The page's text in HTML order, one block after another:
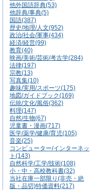
他外国語辞典(53)
他辞典/事典(5)
国語(387)
歴史/地理/人文(952)
政治/社会/軍事(434)
経済/経営(99)
教育(40)
映画/美術/芸術/考古学(284)
法律(197)
宗教(13)
写真集(10)
趣味/実用/スポーツ(175)
地図/ガイドブック(169)
伝統/文化/風俗(362)
料理(147)
自然/生物(67)
児童書・漫画(717)
医学/薬学/健康/育児(105)
音楽(25)
コンピューター/インターネッ
ト(143)
自然科学/工学/技術(108)
小・中・高校教科書(32)
当社在庫一部限り(非売・絶
版・品切)特価資料(217)